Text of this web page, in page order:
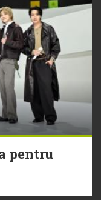
pentru